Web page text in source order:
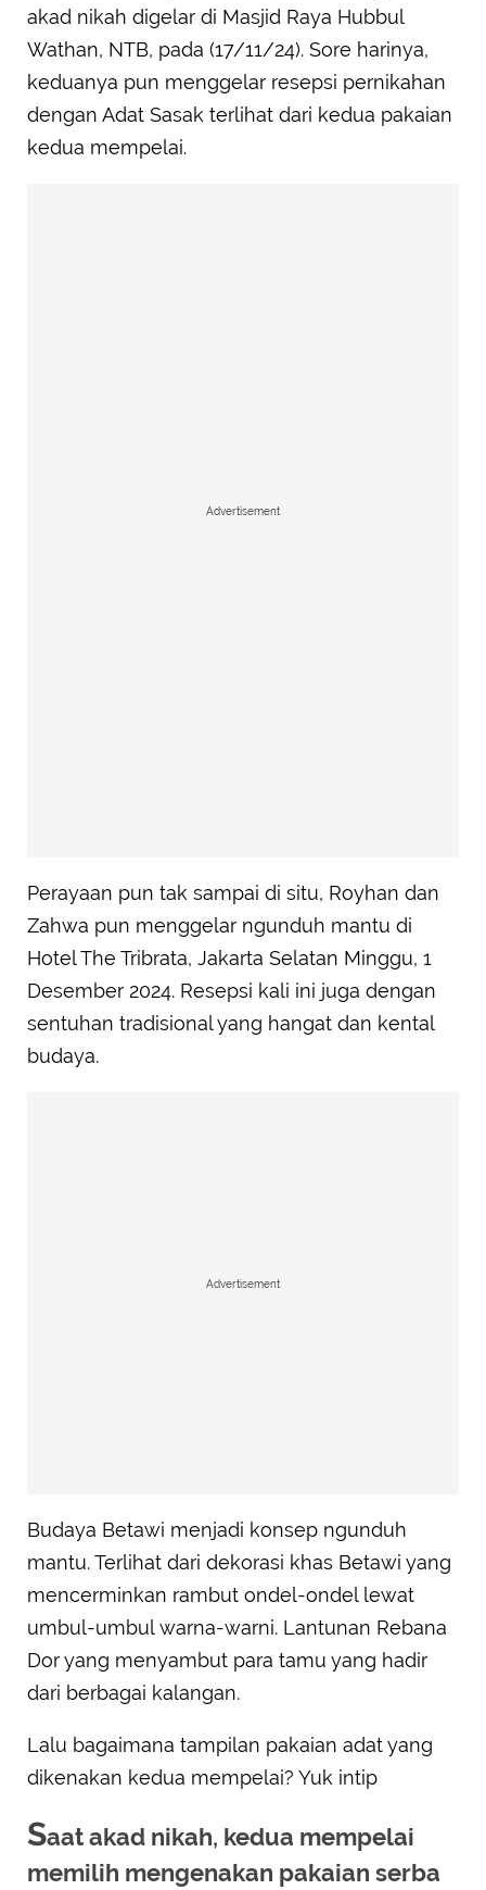
akad nikah digelar di Masjid Raya Hubbul
Wathan, NTB, pada (17/11/24). Sore harinya,
keduanya pun menggelar resepsi pernikahan
dengan Adat Sasak terlihat dari kedua pakaian
kedua mempelai.
Advertisement
Perayaan pun tak sampai di situ, Royhan dan
Zahwa pun menggelar ngunduh mantu di
Hotel The Tribrata, Jakarta Selatan Minggu, 1
Desember 2024. Resepsi kali ini juga dengan
sentuhan tradisional yang hangat dan kental
budaya.
Advertisement
Budaya Betawi menjadi konsep ngunduh
mantu. Terlihat dari dekorasi khas Betawi yang
mencerminkan rambut ondel-ondel lewat
umbul-umbul warna-warni. Lantunan Rebana
Dor yang menyambut para tamu yang hadir
dari berbagai kalangan.
Lalu bagaimana tampilan pakaian adat yang
dikenakan kedua mempelai? Yuk intip
Saat akad nikah, kedua mempelai
memilih mengenakan pakaian serba